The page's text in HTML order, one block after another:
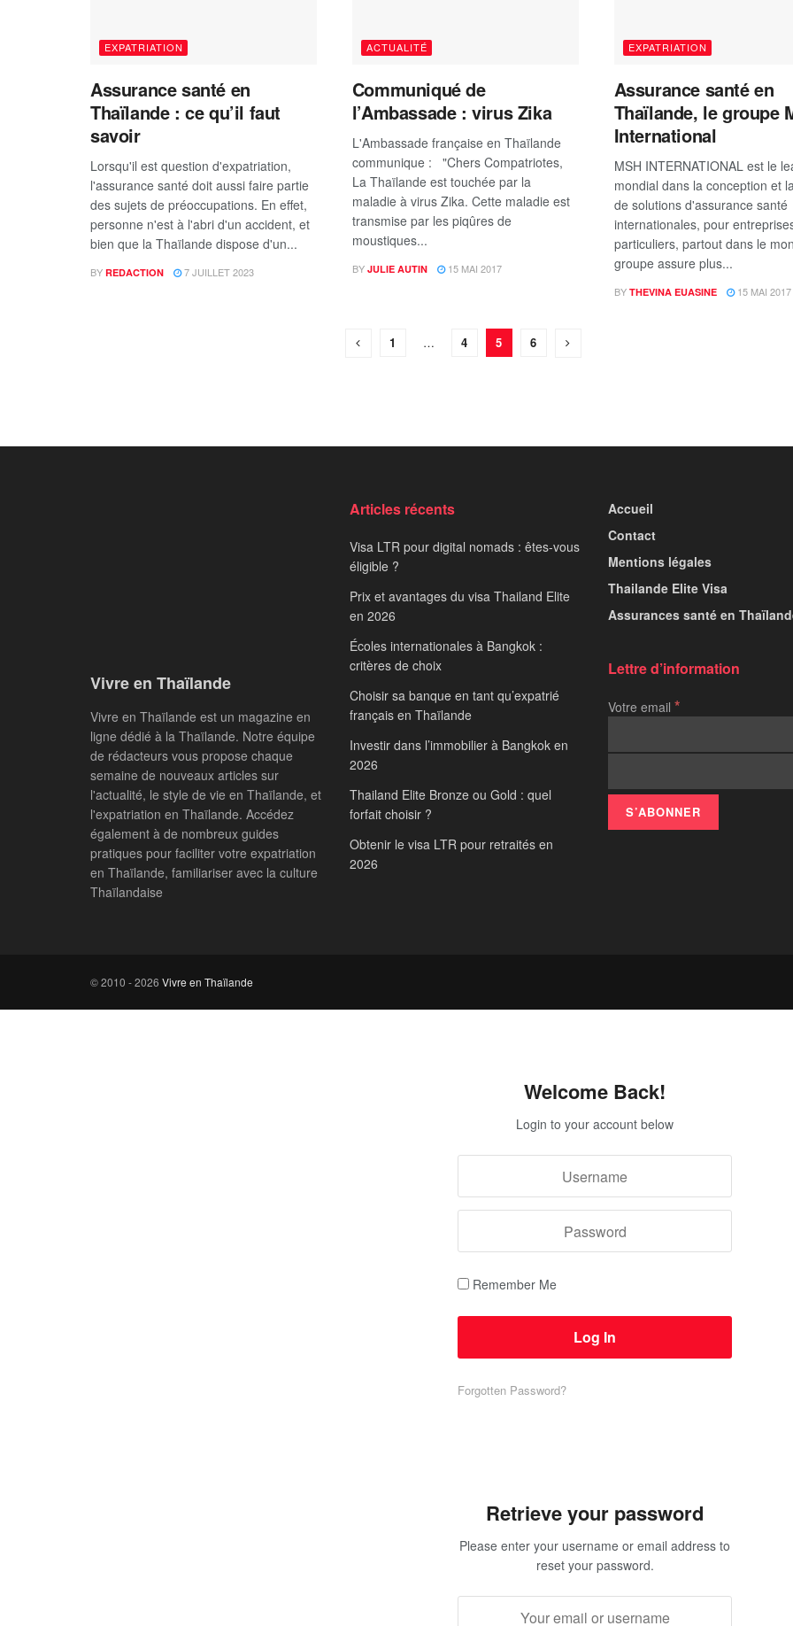
EXPATRIATION
Assurance santé en
Thaïlande : ce qu’il faut
savoir
Lorsqu'il est question d'expatriation,
l'assurance santé doit aussi faire partie
des sujets de préoccupations. En effet,
personne n'est à l'abri d'un accident, et
bien que la Thaïlande dispose d'un...
BY REDACTION 7 JUILLET 2023
ACTUALITÉ
Communiqué de
l’Ambassade : virus Zika
L'Ambassade française en Thaïlande
communique : "Chers Compatriotes,
La Thaïlande est touchée par la
maladie à virus Zika. Cette maladie est
transmise par les piqûres de
moustiques...
BY JULIE AUTIN 15 MAI 2017
EXPATRIATION
Assurance santé en
Thaïlande, le groupe
International
MSH INTERNATIONAL est le
mondial dans la conception et
de solutions d'assurance santé
internationales, pour
particuliers, partout dans le
groupe assure plus...
BY THEVINA EUASINE 15 MAI 2017
1 … 4 5 6
Vivre en Thaïlande
Vivre en Thaïlande est un magazine en
ligne dédié à la Thaïlande. Notre équipe
de rédacteurs vous propose chaque
semaine de nouveaux articles sur
l'actualité, le style de vie en Thaïlande, et
l'expatriation en Thaïlande. Accédez
également à de nombreux guides
pratiques pour faciliter votre expatriation
en Thaïlande, familiariser avec la culture
Thaïlandaise
Articles récents
Visa LTR pour digital nomads : êtes-vous
éligible ?
Prix et avantages du visa Thailand Elite
en 2026
Écoles internationales à Bangkok :
critères de choix
Choisir sa banque en tant qu’expatrié
français en Thaïlande
Investir dans l’immobilier à Bangkok en
2026
Thailand Elite Bronze ou Gold : quel
forfait choisir ?
Obtenir le visa LTR pour retraités en
2026
Accueil
Contact
Mentions légales
Thailande Elite Visa
Assurances santé en
Lettre d’information
Votre email *
© 2010 - 2026 Vivre en Thaïlande
Welcome Back!
Login to your account below
Remember Me
Forgotten Password?
Retrieve your password
Please enter your username or email address to
reset your password.